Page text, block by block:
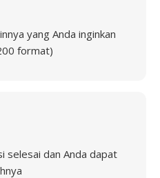
yang Anda inginkan
format)
selesai dan Anda dapat